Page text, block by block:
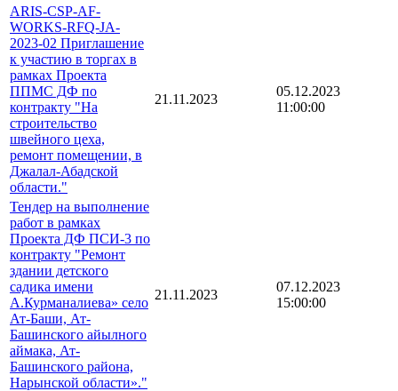
ARIS-CSP-AF-
WORKS-RFQ-JA-
2023-02 Приглашение
к участию в торгах в
рамках Проекта
ППМС ДФ по
контракту "На
строительство
швейного цеха,
ремонт помещении, в
Джалал-Абадской
области."
21.11.2023
05.12.2023
11:00:00
Тендер на выполнение
работ в рамках
Проекта ДФ ПСИ-3 по
контракту "Ремонт
здании детского
садика имени
А.Курманалиева» село
Ат-Баши, Ат-
Башинского айылного
аймака, Ат-
Башинского района,
Нарынской области»."
21.11.2023
07.12.2023
15:00:00